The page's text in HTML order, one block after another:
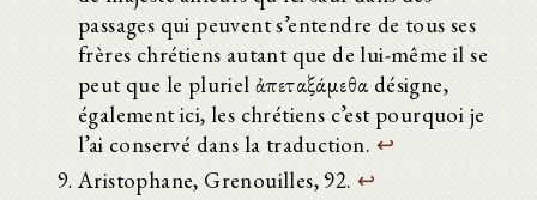
passages qui peuvent s’entendre de tous ses
frères chrétiens autant que de lui-même il se
peut que le pluriel ἀπεταξάμεθα désigne,
également ici, les chrétiens c’est pourquoi je
l’ai conservé dans la traduction. ↩
Aristophane, Grenouilles, 92. ↩